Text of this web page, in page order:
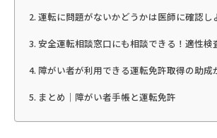
運転に問題がないかどうかは医師に確認し
安全運転相談窓口にも相談できる！適性検
障がい者が利用できる運転免許取得の助成
まとめ｜障がい者手帳と運転免許